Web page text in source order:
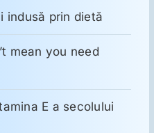
indusă prin dietă
mean you need
E a secolului